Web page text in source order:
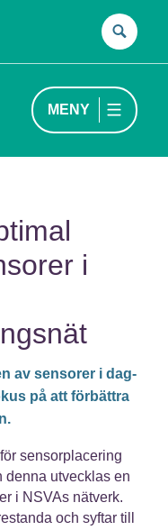
Sök
MENY
i
av sensorer i dag-
på att förbättra
sensorplacering
denna utvecklas en
i NSVAs nätverk.
och syftar till